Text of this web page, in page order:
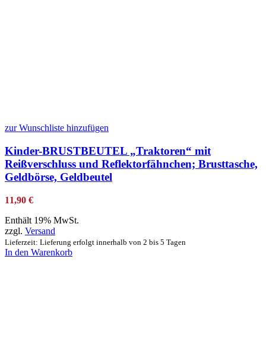
zur Wunschliste hinzufügen
Kinder-BRUSTBEUTEL „Traktoren“ mit
Reißverschluss und Reflektorfähnchen; Brusttasche,
Geldbörse, Geldbeutel
11,90 €
Enthält 19% MwSt.
zzgl. Versand
Lieferzeit: Lieferung erfolgt innerhalb von 2 bis 5 Tagen
In den Warenkorb